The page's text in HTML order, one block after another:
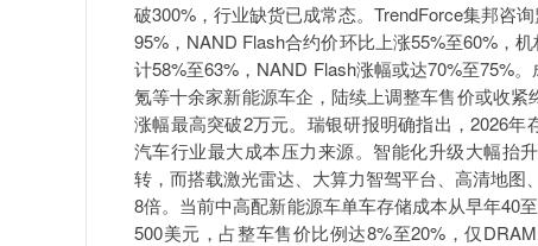
破300%，行业缺货已成常态。TrendForce集邦咨
95%，NAND Flash合约价环比上涨55%至60%，
计58%至63%，NAND Flash涨幅或达70%至75%
氪等十余家新能源车企，陆续上调整车售价或收
涨幅最高突破2万元。瑞银研报明确指出，2026
汽车行业最大成本压力来源。智能化升级大幅抬
转，而搭载激光雷达、大算力智驾平台、高清地
8倍。当前中高配新能源车单车存储成本从早年40
500美元，占整车售价比例达8%至20%，仅